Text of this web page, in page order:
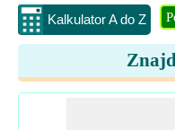
Kalkulator A do Z